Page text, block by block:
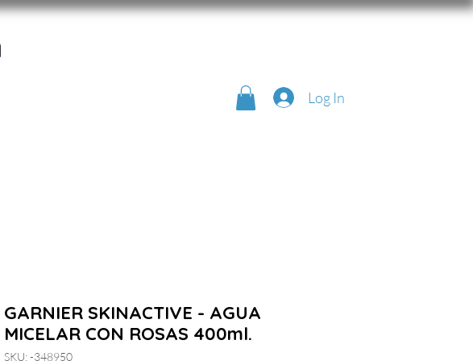
Log In
GARNIER SKINACTIVE - AGUA
MICELAR CON ROSAS 400ml.
SKU: -348950